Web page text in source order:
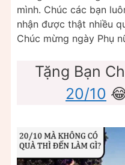
mình. Chúc các bạn
nhận được thật nhiều
Chúc mừng ngày Phụ
Tặng Bạn
20/10